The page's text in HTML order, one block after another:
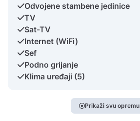
Odvojene stambene jedinice
TV
Sat-TV
Internet (WiFi)
Sef
Podno grijanje
Klima uređaji (5)
Prikaži svu opremu